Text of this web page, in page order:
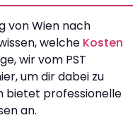
von Wien nach
welche Kosten
wir vom PST
um dir dabei zu
bietet professionelle
an.